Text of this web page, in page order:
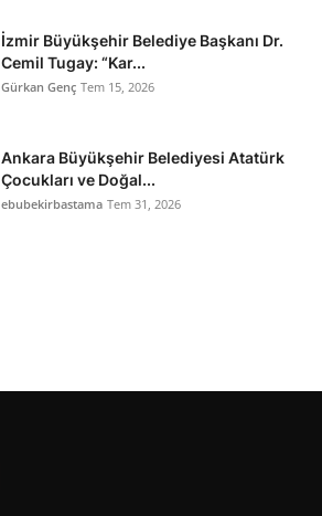
İzmir Büyükşehir Belediye Başkanı Dr.
Cemil Tugay: “Kar...
Gürkan Genç Tem 15, 2026
Ankara Büyükşehir Belediyesi Atatürk
Çocukları ve Doğal...
ebubekirbastama Tem 31, 2026